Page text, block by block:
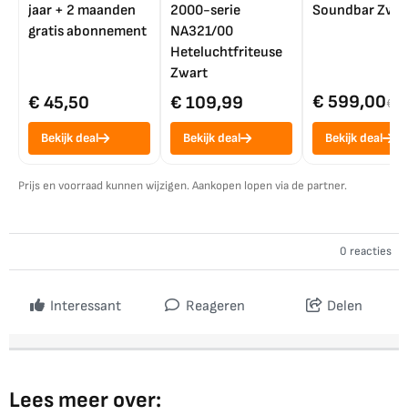
jaar + 2 maanden
gratis abonnement
€ 45,50
Bekijk deal
2000-serie
NA321/00
Heteluchtfriteuse
Zwart
€ 109,99
Bekijk deal
Soundbar
€ 599,00€
Bekijk deal
Prijs en voorraad kunnen wijzigen. Aankopen lopen via de partner.
0 reacties
Interessant Reageren Delen
Lees meer over: